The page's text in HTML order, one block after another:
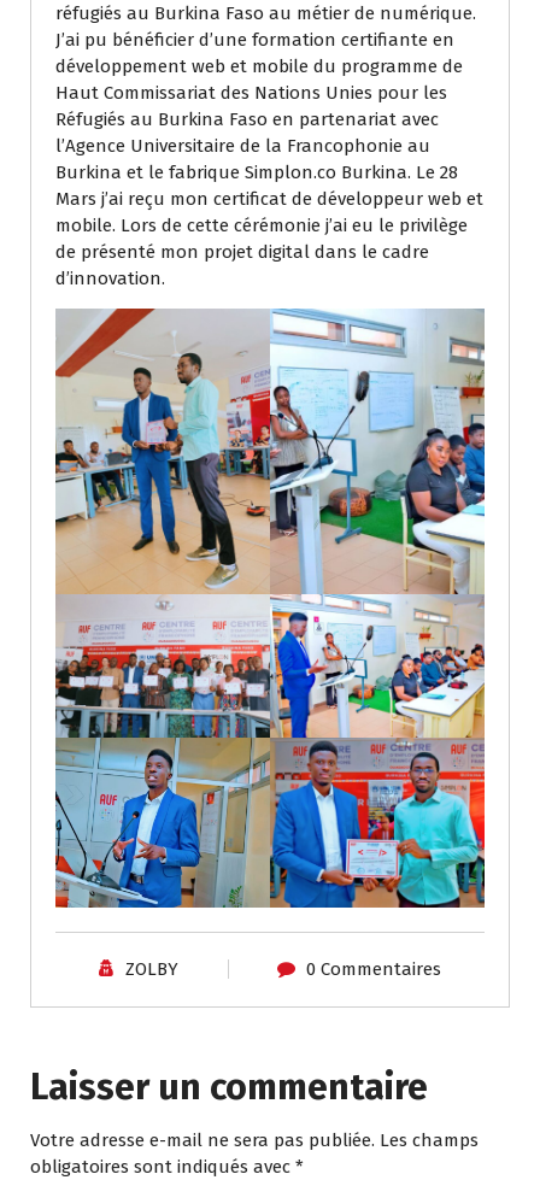
réfugiés au Burkina Faso au métier de numérique.
J’ai pu bénéficier d’une formation certifiante en
développement web et mobile du programme de
Haut Commissariat des Nations Unies pour les
Réfugiés au Burkina Faso en partenariat avec
l’Agence Universitaire de la Francophonie au
Burkina et le fabrique Simplon.co Burkina. Le 28
Mars j’ai reçu mon certificat de développeur web et
mobile. Lors de cette cérémonie j’ai eu le privilège
de présenté mon projet digital dans le cadre
d’innovation.
ZOLBY 0 Commentaires
Laisser un commentaire
Votre adresse e-mail ne sera pas publiée. Les champs
obligatoires sont indiqués avec *